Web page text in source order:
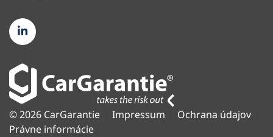
© 2026 CarGarantie Impressum
Ochrana údajov
Právne informácie